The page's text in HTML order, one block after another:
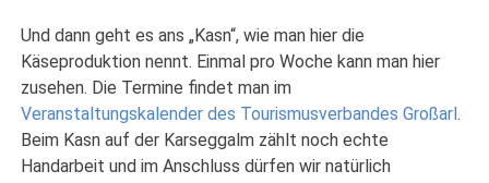
Und dann geht es ans „Kasn“, wie man hier die
Käseproduktion nennt. Einmal pro Woche kann man hier
zusehen. Die Termine findet man im
Veranstaltungskalender des Tourismusverbandes Großarl.
Beim Kasn auf der Karseggalm zählt noch echte
Handarbeit und im Anschluss dürfen wir natürlich